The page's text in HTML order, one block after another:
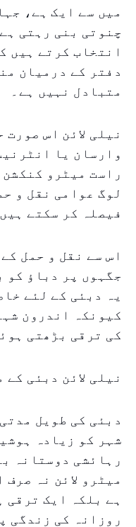
میں سے ایک ہے،
چنوتی بنی رہتی
انتخاب کرتے ہیں
دفتر کے درمیان
متبادل نہیں ہے۔
نیلی لائن اس
وارسان یا
راست میٹرو
لوگ عوامی نقل و
فیصلہ کر سکتے
اس سے نقل و حمل
جگہوں پر دباؤ کو
یہ دبئی کے لئے
کیونکہ اندرون
کی ترقی بڑھتی
نیلی لائن دبئی
دبئی کی طویل
شہر کو زیادہ
رہائشی دوستانہ
میٹرو لائن نہ
ہے بلکہ ایک ترقی
روزانہ کی زندگی